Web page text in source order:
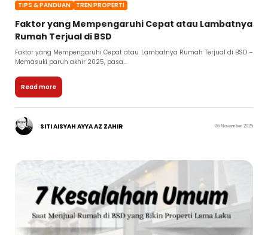
TIPS & PANDUAN TREN PROPERTI
Faktor yang Mempengaruhi Cepat atau Lambatnya
Rumah Terjual di BSD
Faktor yang Mempengaruhi Cepat atau Lambatnya Rumah Terjual di BSD –
Memasuki paruh akhir 2025, pasa...
Read more
SITI AISYAH AYYA AZ ZAHIR 06 November 2025